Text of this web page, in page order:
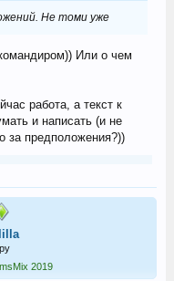
Не томи уже
Или о чем
работа, а текст к
и написать (и не
за предположения?))
2019